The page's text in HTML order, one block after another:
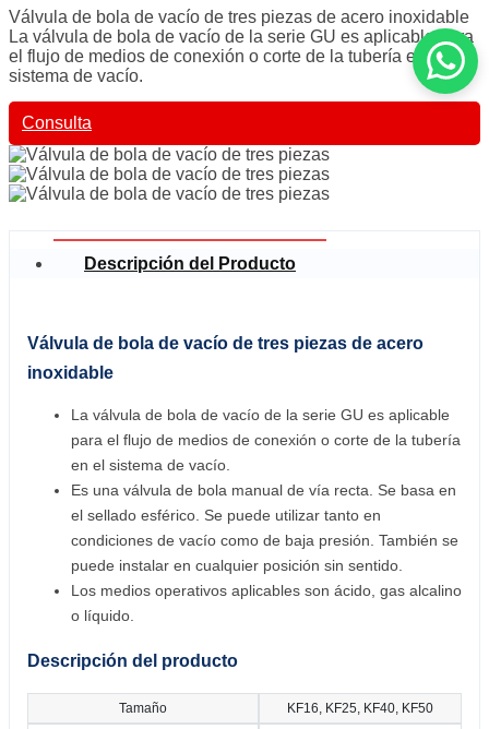
Válvula de bola de vacío de tres piezas de acero inoxidable
La válvula de bola de vacío de la serie GU es aplicable para
el flujo de medios de conexión o corte de la tubería en el
sistema de vacío.
Consulta
Descripción del Producto
Válvula de bola de vacío de tres piezas de acero
inoxidable
La válvula de bola de vacío de la serie GU es aplicable
para el flujo de medios de conexión o corte de la tubería
en el sistema de vacío.
Es una válvula de bola manual de vía recta. Se basa en
el sellado esférico. Se puede utilizar tanto en
condiciones de vacío como de baja presión. También se
puede instalar en cualquier posición sin sentido.
Los medios operativos aplicables son ácido, gas alcalino
o líquido.
Descripción del producto
Tamaño
KF16, KF25, KF40, KF50